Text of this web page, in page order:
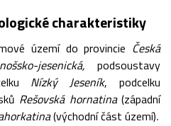
charakteristiky
území do provincie Česká
jesenická,podsoustavy
Nízký Jeseník, podcelku
Rešovská hornatina(západní
(východní část území).